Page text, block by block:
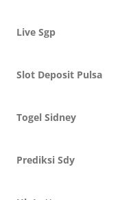
Live Sgp
Slot Deposit Pulsa
Togel Sidney
Prediksi Sdy